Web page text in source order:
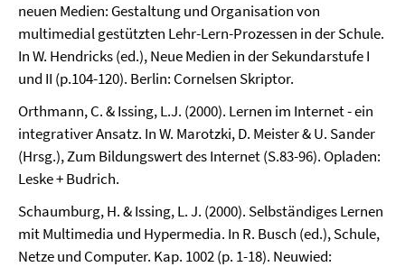
neuen Medien: Gestaltung und Organisation von
multimedial gestützten Lehr-Lern-Prozessen in der Schule.
In W. Hendricks (ed.), Neue Medien in der Sekundarstufe I
und II (p.104-120). Berlin: Cornelsen Skriptor.
Orthmann, C. & Issing, L.J. (2000). Lernen im Internet - ein
integrativer Ansatz. In W. Marotzki, D. Meister & U. Sander
(Hrsg.), Zum Bildungswert des Internet (S.83-96). Opladen:
Leske + Budrich.
Schaumburg, H. & Issing, L. J. (2000). Selbständiges Lernen
mit Multimedia und Hypermedia. In R. Busch (ed.), Schule,
Netze und Computer. Kap. 1002 (p. 1-18). Neuwied: